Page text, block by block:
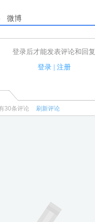
微博
登录后才能发表评论和回复
登录| 注册
户可以发表评论了！
30条评论 刷新评论